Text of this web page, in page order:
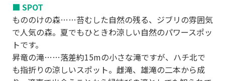
■ SPOT
もののけの森……苔むした自然の残る、ジブリの雰囲気
で人気の森。夏でもひときわ涼しい自然のパワースポッ
トです。
昇竜の滝……落差約15mの小さな滝ですが、ハチ北で
も指折りの涼しいスポット。雌滝、雄滝の二本から成